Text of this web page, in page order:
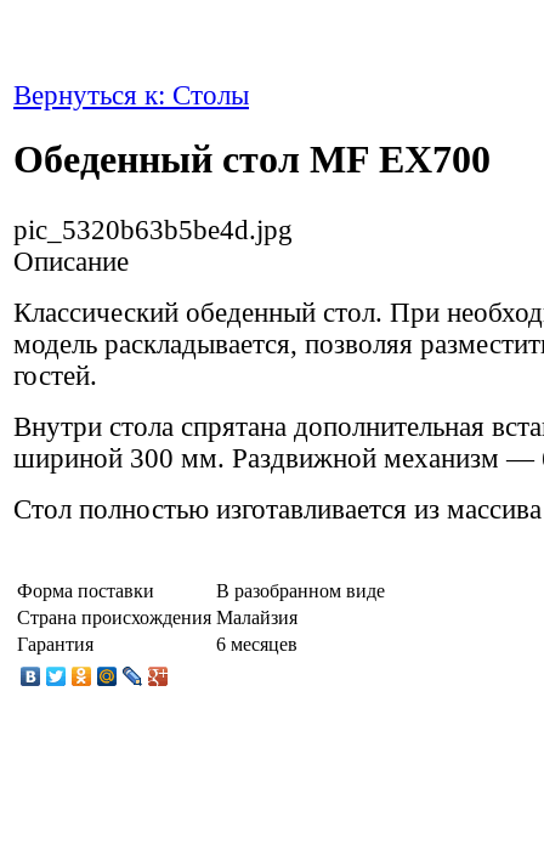
Вернуться к: Столы
Обеденный стол MF EX700
pic_5320b63b5be4d.jpg
Описание
Классический обеденный стол. При
модель раскладывается, позволяя
гостей.
Внутри стола спрятана дополнительная
шириной 300 мм. Раздвижной механизм —
Стол полностью изготавливается из
Форма поставки
В разобранном виде
Страна происхождения Малайзия
Гарантия
6 месяцев